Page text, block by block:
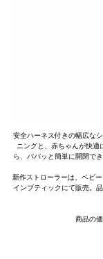
安全ハーネス付きの幅広な
ニングと、赤ちゃんが快
ら、パパッと簡単に開閉で
新作ストローラーは、ベビ
インブティックにて販売。
商品の